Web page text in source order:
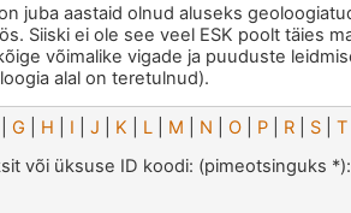
juba aastaid olnud aluseks
Siiski ei ole see veel ESK poolt täies
võimalike vigade ja puuduste
alal on teretulnud).
G H I J K L M N O P R S T
või üksuse ID koodi: (pimeotsinguks *):